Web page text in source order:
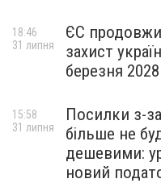
ЄС
захист
березня
18:46
31 липня
Посилки з-
більше не
дешевими:
новий
15:58
31 липня